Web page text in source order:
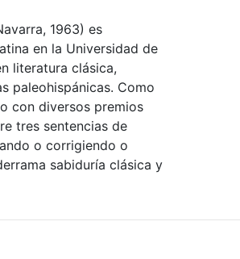
1963) es
en la Universidad de
literatura clásica,
paleohispánicas. Como
con diversos premios
tres sentencias de
o corrigiendo o
sabiduría clásica y